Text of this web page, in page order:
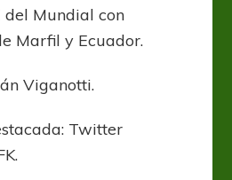
Mundial con
Marfil y Ecuador.
Viganotti.
Twitter